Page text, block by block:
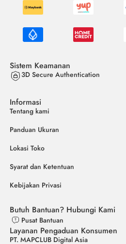
Sistem Keamanan
3D Secure Authentication
Informasi
Tentang kami
Panduan Ukuran
Lokasi Toko
Syarat dan Ketentuan
Kebijakan Privasi
Butuh Bantuan? Hubungi Kami
Pusat Bantuan
Layanan Pengaduan Konsumen
PT. MAPCLUB Digital Asia